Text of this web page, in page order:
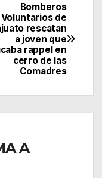
Bomberos
Voluntarios de
rescatan
a joven que
rappel en
cerro de las
Comadres
A